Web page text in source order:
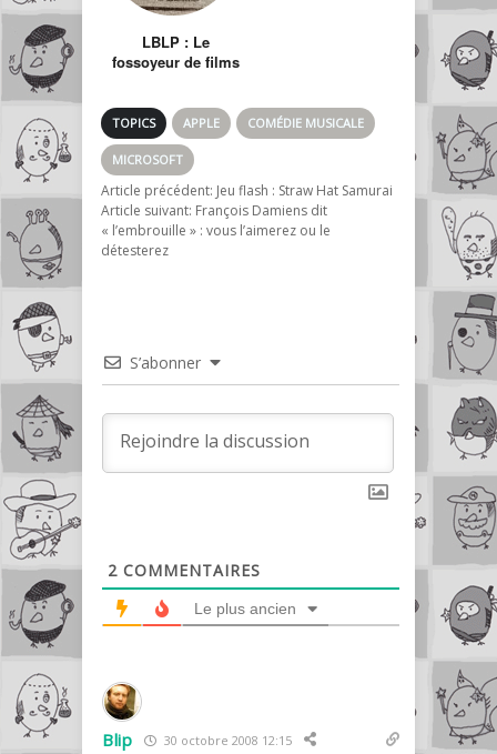
LBLP : Le
fossoyeur de films
chaîne
TOPICS APPLE COMÉDIE MUSICALE
MICROSOFT
Article précédent: Jeu flash : Straw Hat Samurai
Article suivant: François Damiens dit
« l’embrouille » : vous l’aimerez ou le
détesterez
S’abonner
2 COMMENTAIRES
Le plus ancien
Blip 30 octobre 2008 12:15